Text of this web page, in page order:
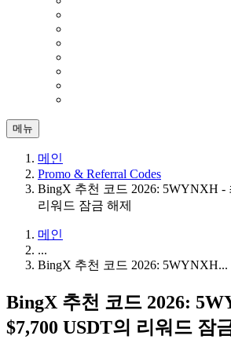
메뉴
메인
Promo & Referral Codes
BingX 추천 코드 2026: 5WYNXH -
리워드 잠금 해제
메인
...
BingX 추천 코드 2026: 5WYNXH...
BingX 추천 코드 2026:
$7,700 USDT의 리워드 잠